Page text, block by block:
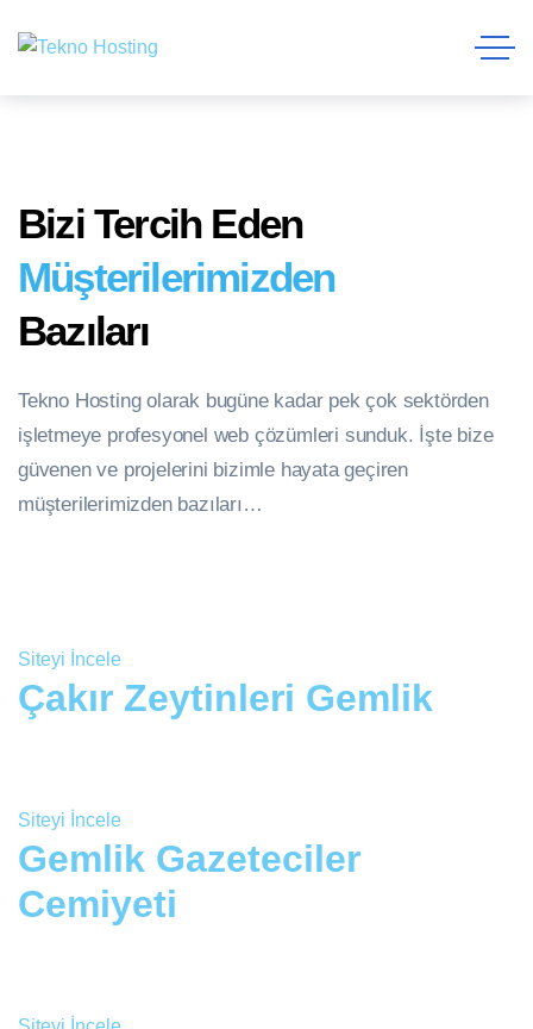
Bizi Tercih Eden
Müşterilerimizden
Bazıları
Tekno Hosting olarak bugüne kadar pek çok sektörden
işletmeye profesyonel web çözümleri sunduk. İşte bize
güvenen ve projelerini bizimle hayata geçiren
müşterilerimizden bazıları…
Siteyi İncele
Çakır Zeytinleri Gemlik
Siteyi İncele
Gemlik Gazeteciler
Cemiyeti